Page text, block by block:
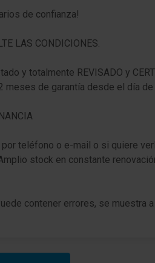
incl. Sistema
Kit
Columna de
de confianza!
LAS CONDICIONES.
y totalmente REVISADO y
meses de garantía desde el día de
teléfono o e-mail o si quiere
stock en constante
contener errores, se muestra